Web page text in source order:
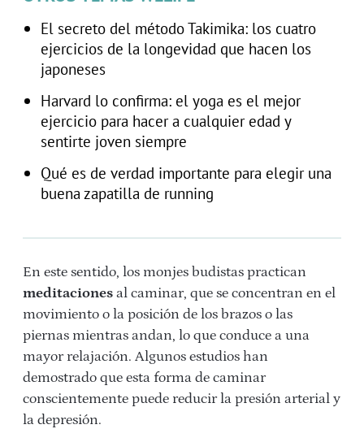
El secreto del método Takimika: los cuatro
ejercicios de la longevidad que hacen los
japoneses
Harvard lo confirma: el yoga es el mejor
ejercicio para hacer a cualquier edad y
sentirte joven siempre
Qué es de verdad importante para elegir una
buena zapatilla de running
En este sentido, los monjes budistas practican
meditaciones al caminar, que se concentran en el
movimiento o la posición de los brazos o las
piernas mientras andan, lo que conduce a una
mayor relajación. Algunos estudios han
demostrado que esta forma de caminar
conscientemente puede reducir la presión arterial y
la depresión.